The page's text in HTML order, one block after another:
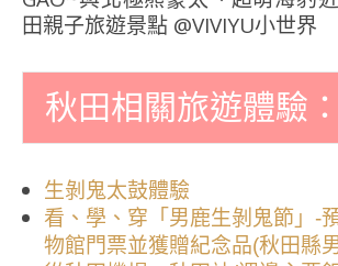
秋田相關旅遊體驗：
生剝鬼太鼓體驗
看、學、穿「男鹿生剝鬼節」-
物館門票並獲贈紀念品(秋田縣